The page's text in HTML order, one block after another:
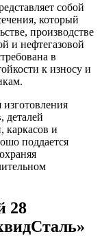
собой
который
производстве
и нефтегазовой
в
к износу и
деталей
каркасов и
поддается
28